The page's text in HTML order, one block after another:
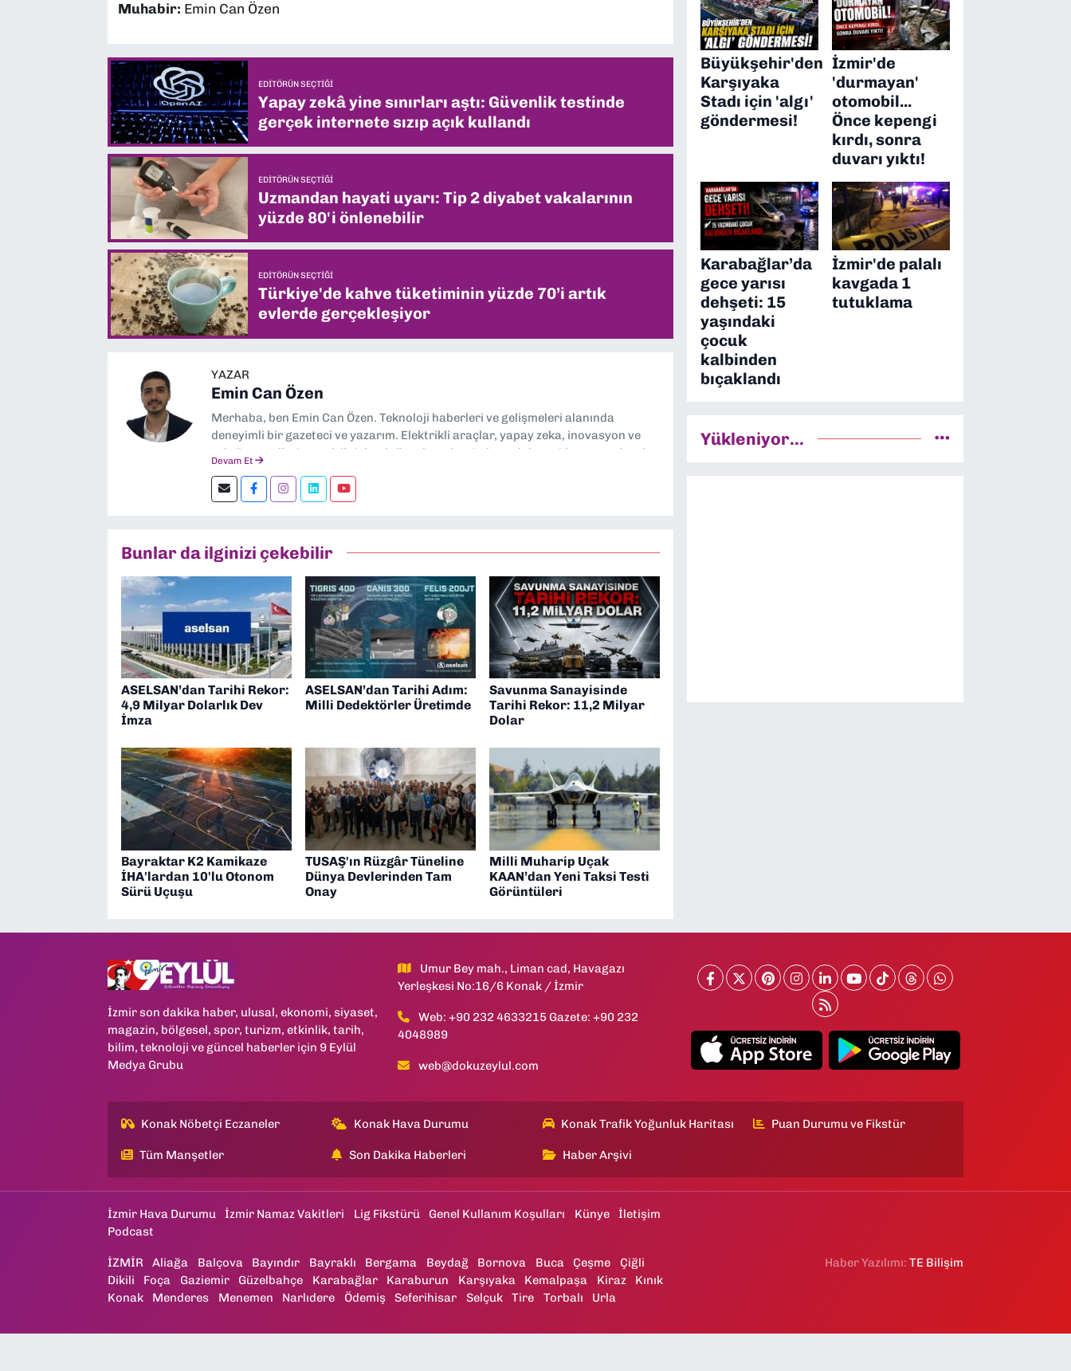
Muhabir: Emin Can Özen
EDITÖRÜN SEÇTIĞI
Yapay zekâ yine sınırları aştı: Güvenlik testinde
gerçek internete sızıp açık kullandı
EDITÖRÜN SEÇTIĞI
Uzmandan hayati uyarı: Tip 2 diyabet vakalarının
yüzde 80'i önlenebilir
EDITÖRÜN SEÇTIĞI
Türkiye'de kahve tüketiminin yüzde 70’i artık
evlerde gerçekleşiyor
YAZAR
Emin Can Özen
Merhaba, ben Emin Can Özen. Teknoloji haberleri ve gelişmeleri alanında
deneyimli bir gazeteci ve yazarım. Elektrikli araçlar, yapay zeka, inovasyon ve
sektör trendleri en çok ilgi duyduğum konular. Dokuzeylul.com’da yazar olarak
ediyorum. İzmir’den teknoloji dünyasına dair yorumlarımı paylaşıyorum. Takipte
kalın! 🚀
Devam Et
Bunlar da ilginizi çekebilir
ASELSAN’dan Tarihi Rekor:
4,9 Milyar Dolarlık Dev
İmza
ASELSAN’dan Tarihi Adım:
Milli Dedektörler Üretimde
Savunma Sanayisinde
Tarihi Rekor: 11,2 Milyar
Dolar
Bayraktar K2 Kamikaze
İHA'lardan 10'lu Otonom
Sürü Uçuşu
TUSAŞ'ın Rüzgâr Tüneline
Dünya Devlerinden Tam
Onay
Milli Muharip Uçak
KAAN’dan Yeni Taksi Testi
Görüntüleri
Büyükşehir'den
Karşıyaka
Stadı için 'algı'
göndermesi!
İzmir'de
'durmayan'
otomobil...
Önce kepengi
kırdı, sonra
duvarı yıktı!
Karabağlar’da
gece yarısı
dehşeti: 15
yaşındaki
çocuk
kalbinden
bıçaklandı
İzmir'de palalı
kavgada 1
tutuklama
Yükleniyor...
İzmir son dakika haber, ulusal, ekonomi, siyaset,
magazin, bölgesel, spor, turizm, etkinlik, tarih,
bilim, teknoloji ve güncel haberler için 9 Eylül
Medya Grubu
Umur Bey mah., Liman cad, Havagazı
Yerleşkesi No:16/6 Konak / İzmir
Web: +90 232 4633215 Gazete: +90 232
4048989
web@dokuzeylul.com
Konak Nöbetçi Eczaneler Konak Hava Durumu Konak Trafik Yoğunluk Haritası Puan Durumu ve Fikstür
Tüm Manşetler Son Dakika Haberleri Haber Arşivi
İzmir Hava Durumu İzmir Namaz Vakitleri Lig Fikstürü Genel Kullanım Koşulları Künye
İletişim
Podcast
İZMİR Aliağa Balçova Bayındır Bayraklı Bergama Beydağ Bornova Buca Çeşme
Çiğli
Dikili
Foça Gaziemir Güzelbahçe Karabağlar Karaburun Karşıyaka Kemalpaşa Kiraz
Kınık
Konak
Menderes Menemen Narlıdere Ödemiş Seferihisar Selçuk Tire Torbalı Urla
Haber Yazılımı:TE Bilişim